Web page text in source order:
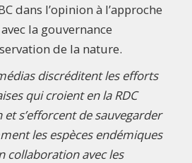
dans l’opinion à l’approche
la gouvernance
de la nature.
discréditent les efforts
qui croient en la RDC
s’efforcent de sauvegarder
les espèces endémiques
collaboration avec les